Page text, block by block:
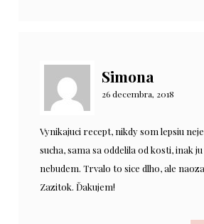
Simona
26 decembra, 2018
Vynikajuci recept, nikdy som lepsiu
sucha, sama sa oddelila od kosti, inak
nebudem. Trvalo to sice dlho, ale
Zazitok. Ďakujem!